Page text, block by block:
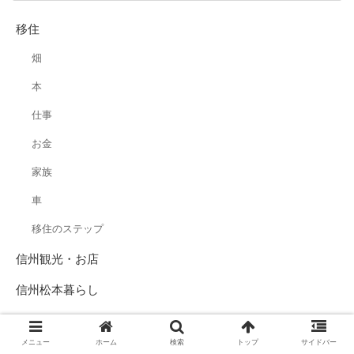
移住
畑
本
仕事
お金
家族
車
移住のステップ
信州観光・お店
信州松本暮らし
ツルヤ
暮らし
メニュー ホーム 検索 トップ サイドバー